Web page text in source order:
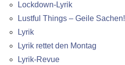
Lockdown-Lyrik
Lustful Things – Geile Sachen!
Lyrik
Lyrik rettet den Montag
Lyrik-Revue